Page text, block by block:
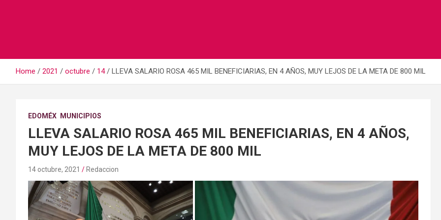
Home 2021 octubre 14 LLEVA SALARIO ROSA 465 MIL BENEFICIARIAS, EN 4 AÑOS, MUY LEJOS DE LA META DE 800 MIL
EDOMÉX MUNICIPIOS
LLEVA SALARIO ROSA 465 MIL BENEFICIARIAS, EN 4 AÑOS,
MUY LEJOS DE LA META DE 800 MIL
14 octubre, 2021 Redaccion